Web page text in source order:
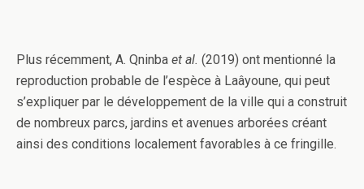
Plus récemment, A. Qninba et al. (2019) ont mentionné la
reproduction probable de l’espèce à Laâyoune, qui peut
s’expliquer par le développement de la ville qui a construit
de nombreux parcs, jardins et avenues arborées créant
ainsi des conditions localement favorables à ce fringille.